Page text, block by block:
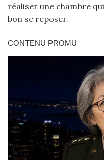
réaliser une chambre
bon se reposer.